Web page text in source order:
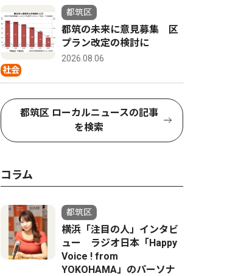
都筑の未来に意見募集 区プ
ラン改定の検討に
部 県大
社会
都筑区
都筑の未来に意見募集 区
プラン改定の検討に
2026.08.06
都筑区 ローカルニュースの記事
を検索
コラム
都筑区
横浜「注目の人」インタビ
ュー ラジオ日本「Happy
Voice ! from
YOKOHAMA」のパーソナ